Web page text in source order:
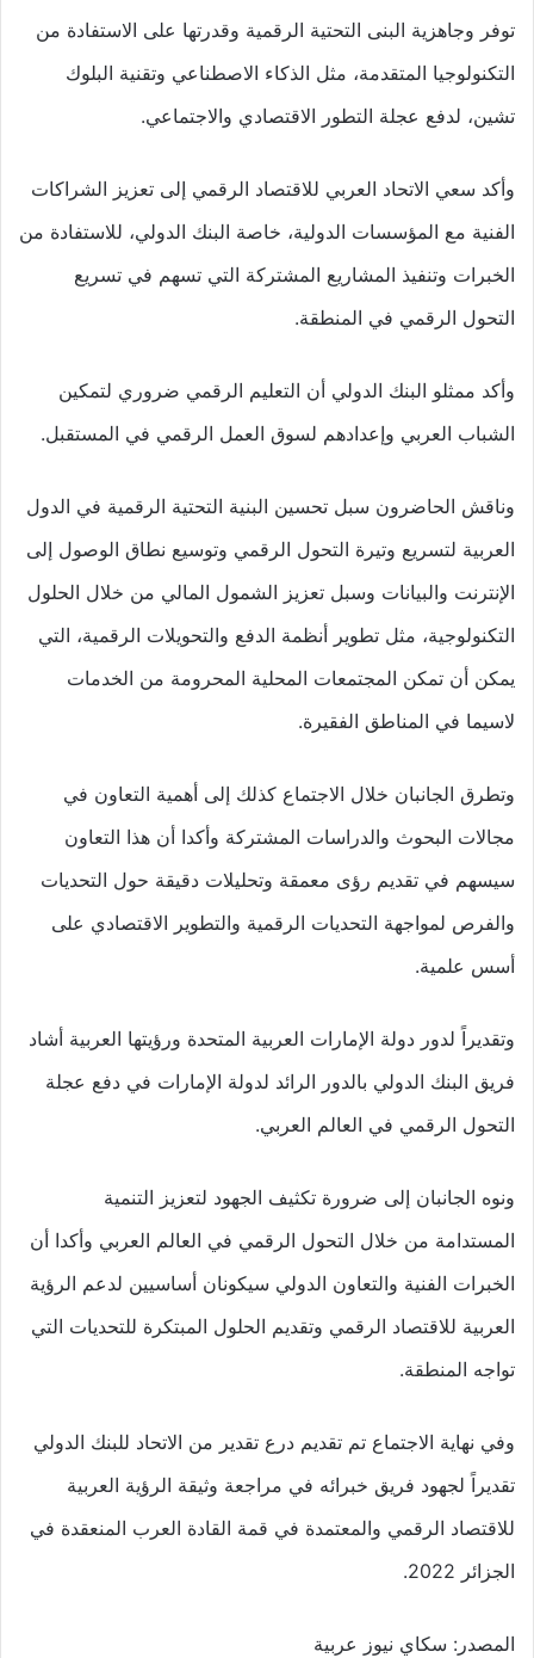
توفر وجاهزية البنى التحتية الرقمية وقدرتها على الاستفادة من
التكنولوجيا المتقدمة، مثل الذكاء الاصطناعي وتقنية البلوك
تشين، لدفع عجلة التطور الاقتصادي والاجتماعي.
وأكد سعي الاتحاد العربي للاقتصاد الرقمي إلى تعزيز الشراكات
الفنية مع المؤسسات الدولية، خاصة البنك الدولي، للاستفادة من
الخبرات وتنفيذ المشاريع المشتركة التي تسهم في تسريع
التحول الرقمي في المنطقة.
وأكد ممثلو البنك الدولي أن التعليم الرقمي ضروري لتمكين
الشباب العربي وإعدادهم لسوق العمل الرقمي في المستقبل.
وناقش الحاضرون سبل تحسين البنية التحتية الرقمية في الدول
العربية لتسريع وتيرة التحول الرقمي وتوسيع نطاق الوصول إلى
الإنترنت والبيانات وسبل تعزيز الشمول المالي من خلال الحلول
التكنولوجية، مثل تطوير أنظمة الدفع والتحويلات الرقمية، التي
يمكن أن تمكن المجتمعات المحلية المحرومة من الخدمات
لاسيما في المناطق الفقيرة.
وتطرق الجانبان خلال الاجتماع كذلك إلى أهمية التعاون في
مجالات البحوث والدراسات المشتركة وأكدا أن هذا التعاون
سيسهم في تقديم رؤى معمقة وتحليلات دقيقة حول التحديات
والفرص لمواجهة التحديات الرقمية والتطوير الاقتصادي على
أسس علمية.
وتقديراً لدور دولة الإمارات العربية المتحدة ورؤيتها العربية أشاد
فريق البنك الدولي بالدور الرائد لدولة الإمارات في دفع عجلة
التحول الرقمي في العالم العربي.
ونوه الجانبان إلى ضرورة تكثيف الجهود لتعزيز التنمية
المستدامة من خلال التحول الرقمي في العالم العربي وأكدا أن
الخبرات الفنية والتعاون الدولي سيكونان أساسيين لدعم الرؤية
العربية للاقتصاد الرقمي وتقديم الحلول المبتكرة للتحديات التي
تواجه المنطقة.
وفي نهاية الاجتماع تم تقديم درع تقدير من الاتحاد للبنك الدولي
تقديراً لجهود فريق خبرائه في مراجعة وثيقة الرؤية العربية
للاقتصاد الرقمي والمعتمدة في قمة القادة العرب المنعقدة في
الجزائر 2022.
المصدر: سكاي نيوز عربية